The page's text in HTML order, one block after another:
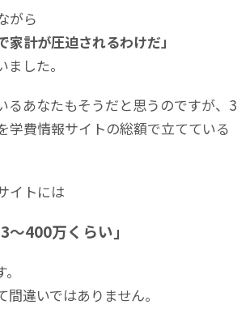
がら
家計が圧迫されるわけだ」
した。
るあなたもそうだと思うのですが、3
学費情報サイトの総額で立てている
イトには
～400万くらい」
間違いではありません。